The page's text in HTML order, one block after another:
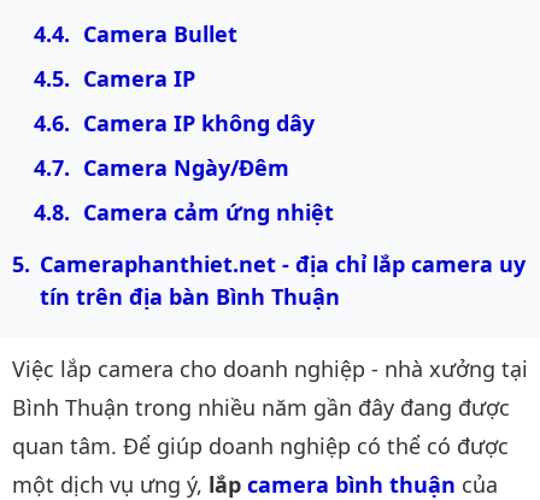
Camera Bullet
Camera IP
Camera IP không dây
Camera Ngày/Đêm
Camera cảm ứng nhiệt
Cameraphanthiet.net - địa chỉ lắp camera uy
tín trên địa bàn Bình Thuận
Việc lắp camera cho doanh nghiệp - nhà xưởng tại
Bình Thuận trong nhiều năm gần đây đang được
quan tâm. Để giúp doanh nghiệp có thể có được
một dịch vụ ưng ý, lắp camera bình thuận của